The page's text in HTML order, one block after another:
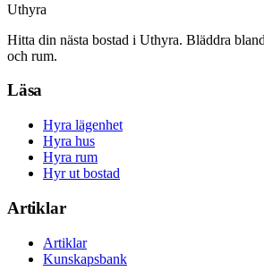
Uthyra
Hitta din nästa bostad i Uthyra. Bläddra
och rum.
Läsa
Hyra lägenhet
Hyra hus
Hyra rum
Hyr ut bostad
Artiklar
Artiklar
Kunskapsbank